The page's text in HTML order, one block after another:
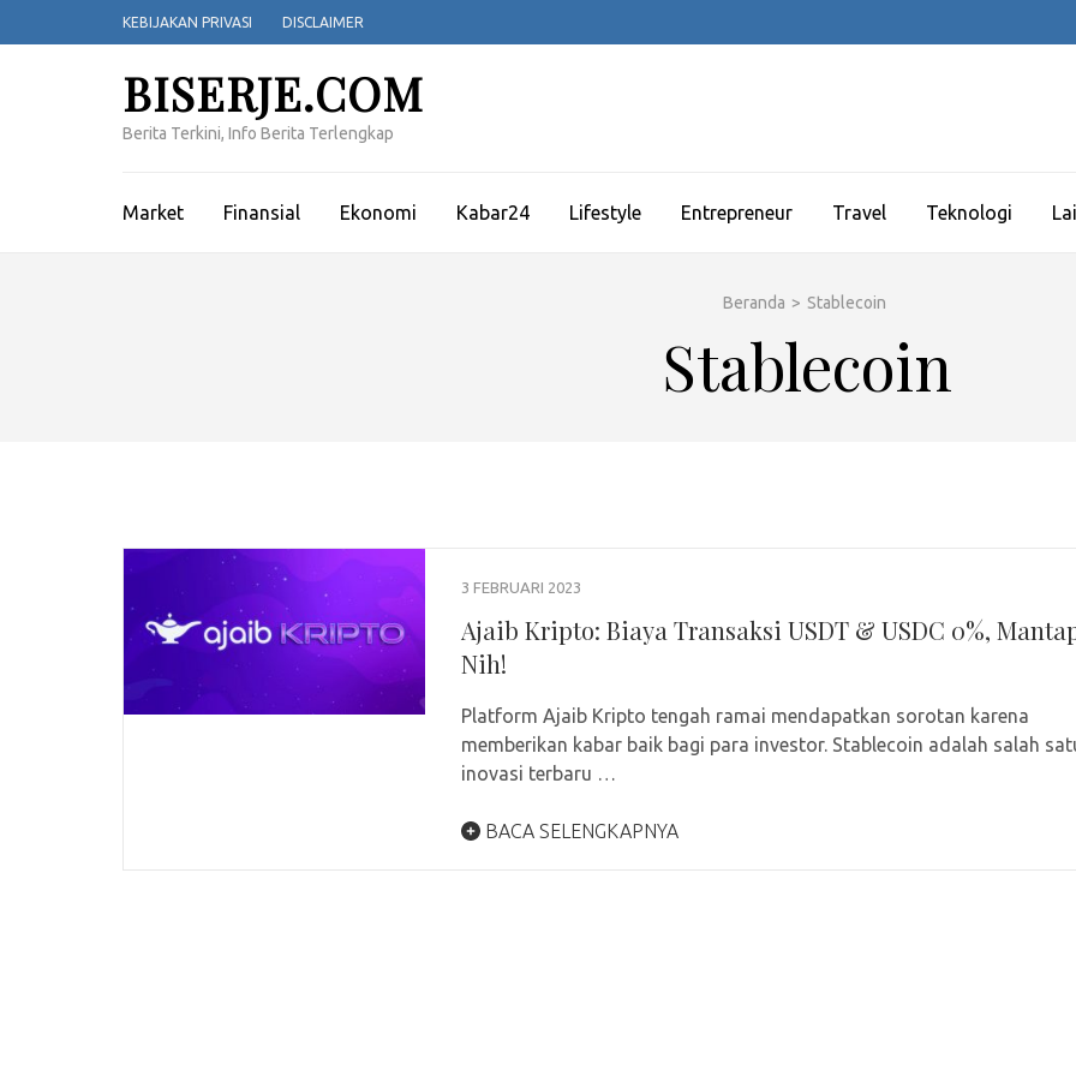
ke
KEBIJAKAN PRIVASI DISCLAIMER
BISERJE.COM
Berita Terkini, Info Berita Terlengkap
Market Finansial Ekonomi Kabar24 Lifestyle Entrepreneur Travel Teknologi
Beranda > Stablecoin
Stablecoin
3 FEBRUARI 2023
Ajaib Kripto: Biaya Transaksi USDT & USDC 0%,
Nih!
Platform Ajaib Kripto tengah ramai mendapatkan sorotan karena
memberikan kabar baik bagi para investor. Stablecoin adalah salah
inovasi terbaru …
BACA SELENGKAPNYA